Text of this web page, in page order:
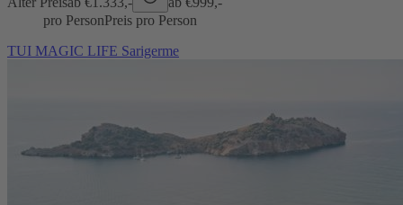
pro PersonPreis pro Person
TUI MAGIC LIFE Sarigerme